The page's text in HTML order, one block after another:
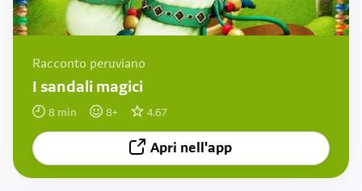
Racconto peruviano
I sandali magici
8 min 8+ 4.67
Apri nell'app